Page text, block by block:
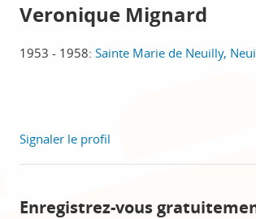
Veronique Mignard
1953 - 1958: Sainte Marie de Neuilly,
Signaler le profil
Enregistrez-vous